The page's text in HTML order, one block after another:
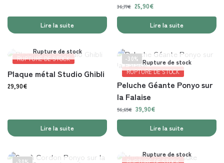
Lire la suite
36,77€ 25,90€
Lire la suite
RUPTURE DE STOCK
Rupture de stock
Plaque métal Studio Ghibli
29,90€
Lire la suite
-30%
RUPTURE DE STOCK
Rupture de stock
Peluche Géante Ponyo sur
la Falaise
56,65€ 39,90€
Lire la suite
Rupture de stock